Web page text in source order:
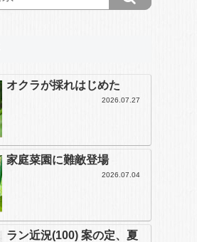
オクラが採れはじめた
2026.07.27
家庭菜園に難敵登場
2026.07.04
ラン近況(100) 案の定、夏